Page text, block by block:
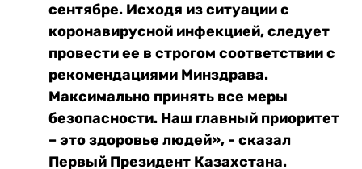
сентябре. Исходя из ситуации с
коронавирусной инфекцией, следует
провести ее в строгом соответствии с
рекомендациями Минздрава.
Максимально принять все меры
безопасности. Наш главный приоритет
– это здоровье людей», - сказал
Первый Президент Казахстана.